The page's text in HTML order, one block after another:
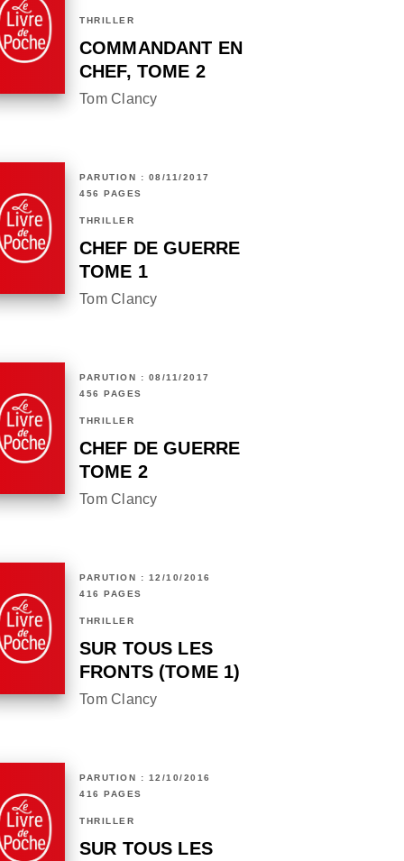
THRILLER
COMMANDANT EN
CHEF, TOME 2
Tom Clancy
PARUTION : 08/11/2017
456 PAGES
THRILLER
CHEF DE GUERRE
TOME 1
Tom Clancy
PARUTION : 08/11/2017
456 PAGES
THRILLER
CHEF DE GUERRE
TOME 2
Tom Clancy
PARUTION : 12/10/2016
416 PAGES
THRILLER
SUR TOUS LES
FRONTS (TOME 1)
Tom Clancy
PARUTION : 12/10/2016
416 PAGES
THRILLER
SUR TOUS LES